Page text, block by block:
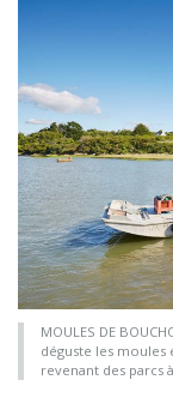
MOULES DE
déguste les
revenant des parcs